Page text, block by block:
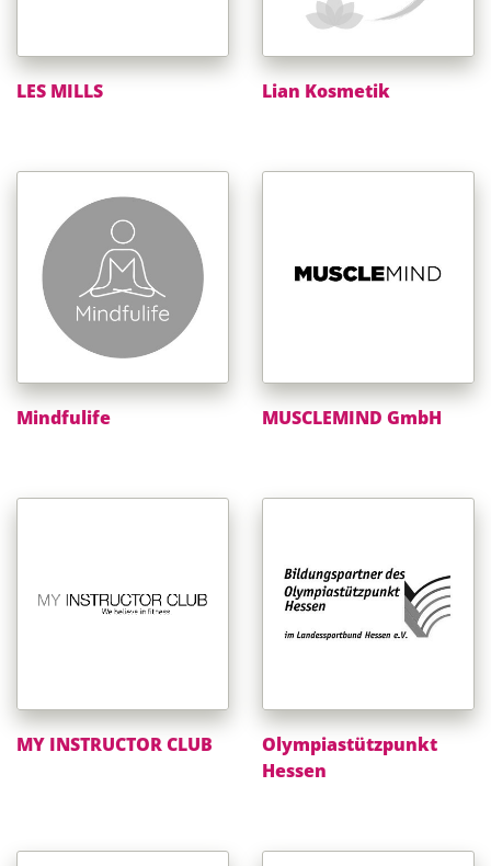
LES MILLS Lian Kosmetik
Mindfulife MUSCLEMIND GmbH
MY INSTRUCTOR CLUB
Olympiastützpunkt
Hessen